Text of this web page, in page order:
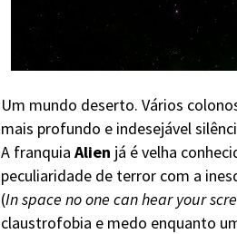
Um mundo deserto. Vários
mais profundo e indesejável
A franquia Alien já é velha
peculiaridade de terror com a
(In space no one can hear your
claustrofobia e medo enquanto